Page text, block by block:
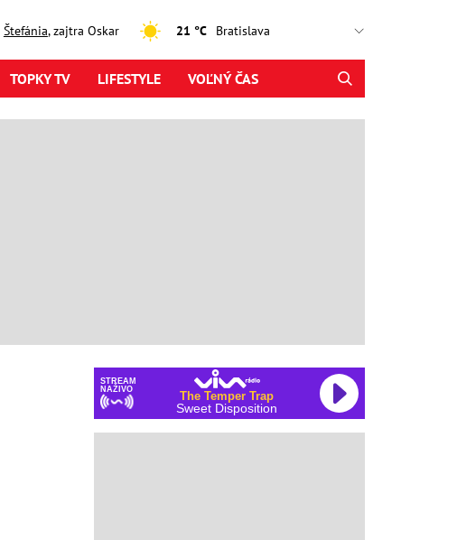
Štefánia, zajtra Oskar 21 °C
TOPKY TV LIFESTYLE VOĽNÝ ČAS
STREAM
NAŽIVO
The Temper Trap
Sweet Disposition